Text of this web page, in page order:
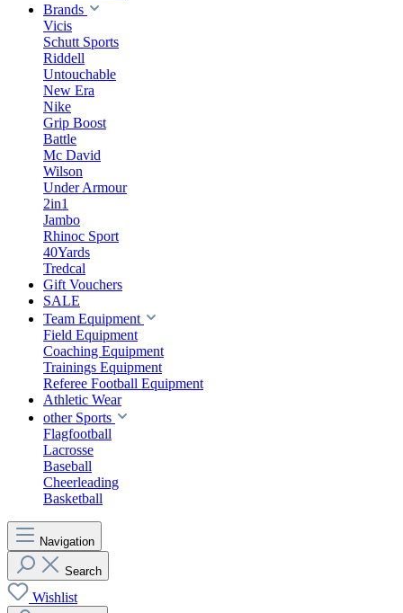
Brands
Vicis
Schutt Sports
Riddell
Untouchable
New Era
Nike
Grip Boost
Battle
Mc David
Wilson
Under Armour
2in1
Jambo
Rhinoc Sport
40Yards
Tredcal
Gift Vouchers
SALE
Team Equipment
Field Equipment
Coaching Equipment
Trainings Equipment
Referee Football Equipment
Athletic Wear
other Sports
Flagfootball
Lacrosse
Baseball
Cheerleading
Basketball
Navigation
Search
Wishlist